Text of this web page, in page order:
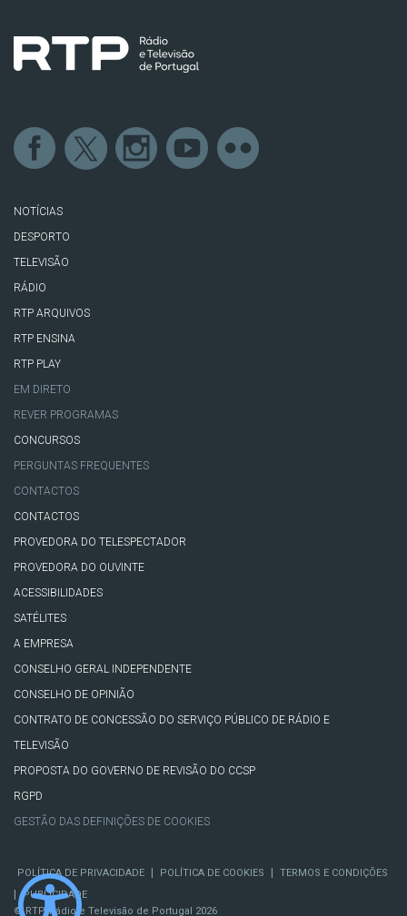
NOTÍCIAS
DESPORTO
TELEVISÃO
RÁDIO
RTP ARQUIVOS
RTP ENSINA
RTP PLAY
EM DIRETO
REVER PROGRAMAS
CONCURSOS
PERGUNTAS FREQUENTES
CONTACTOS
CONTACTOS
PROVEDORA DO TELESPECTADOR
PROVEDORA DO OUVINTE
ACESSIBILIDADES
SATÉLITES
A EMPRESA
CONSELHO GERAL INDEPENDENTE
CONSELHO DE OPINIÃO
CONTRATO DE CONCESSÃO DO SERVIÇO PÚBLICO DE RÁDIO E
TELEVISÃO
PROPOSTA DO GOVERNO DE REVISÃO DO CCSP
RGPD
GESTÃO DAS DEFINIÇÕES DE COOKIES
POLÍTICA DE PRIVACIDADE | POLÍTICA DE COOKIES | TERMOS E CONDIÇÕES
|
PUBLICIDADE
© RTP, Rádio e Televisão de Portugal 2026